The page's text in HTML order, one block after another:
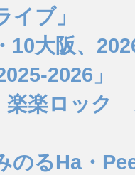
ブ」
10大阪、
2026」
楽ロック
のるHa・